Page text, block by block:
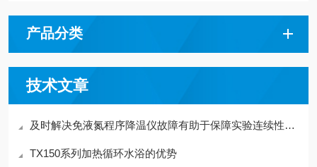
产品分类
技术文章
及时解决免液氮程序降温仪故障有助于保障实验连续性与样本安全
TX150系列加热循环水浴的优势